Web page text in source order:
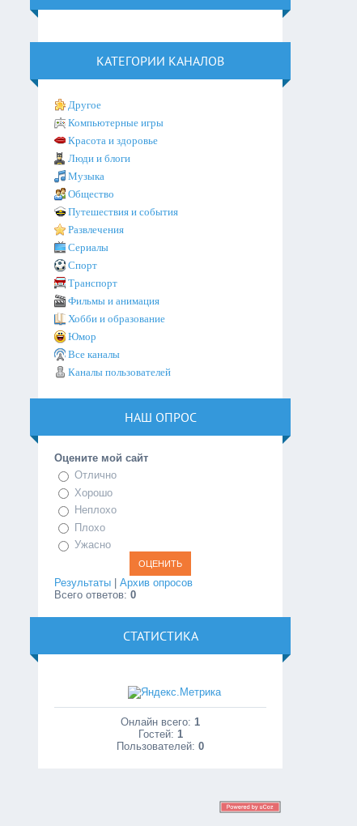
КАТЕГОРИИ КАНАЛОВ
Другое
Компьютерные игры
Красота и здоровье
Люди и блоги
Музыка
Общество
Путешествия и события
Развлечения
Сериалы
Спорт
Транспорт
Фильмы и анимация
Хобби и образование
Юмор
Все каналы
Каналы пользователей
НАШ ОПРОС
Оцените мой сайт
Отлично
Хорошо
Неплохо
Плохо
Ужасно
Результаты |Архив опросов
Всего ответов:0
СТАТИСТИКА
Онлайн всего: 1
Гостей: 1
Пользователей:0